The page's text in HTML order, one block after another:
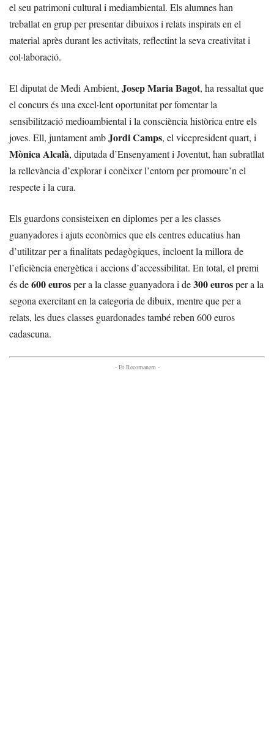
el seu patrimoni cultural i mediambiental. Els alumnes han
treballat en grup per presentar dibuixos i relats inspirats en el
material après durant les activitats, reflectint la seva creativitat i
col·laboració.
El diputat de Medi Ambient, Josep Maria Bagot, ha ressaltat que
el concurs és una excel·lent oportunitat per fomentar la
sensibilització medioambiental i la consciència històrica entre els
joves. Ell, juntament ambJordi Camps, el vicepresident quart, i
Mònica Alcalà, diputada d’Ensenyament i Joventut, han subratllat
la rellevància d’explorar i conèixer l’entorn per promoure’n el
respecte i la cura.
Els guardons consisteixen en diplomes per a les classes
guanyadores i ajuts econòmics que els centres educatius han
d’utilitzar per a finalitats pedagògiques, incloent la millora de
l’eficiència energètica i accions d’accessibilitat. En total, el premi
és de600 eurosper a la classe guanyadora i de300 eurosper a la
segona exercitant en la categoria de dibuix, mentre que per a
relats, les dues classes guardonades també reben 600 euros
cadascuna.
- Et Recomanem -